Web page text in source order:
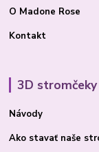
O Madone Rose
Kontakt
3D stromčeky
Návody
Ako stavať naše